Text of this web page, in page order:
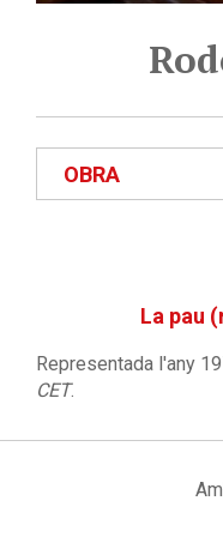
OBRA
La pau
Representada l'any
CET.